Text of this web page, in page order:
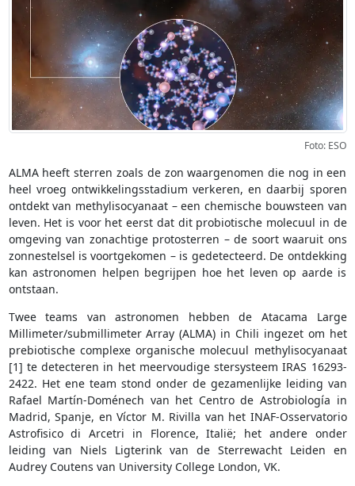
Foto: ESO
ALMA heeft sterren zoals de zon waargenomen die nog in een
heel vroeg ontwikkelingsstadium verkeren, en daarbij sporen
ontdekt van methylisocyanaat – een chemische bouwsteen van
leven. Het is voor het eerst dat dit probiotische molecuul in de
omgeving van zonachtige protosterren – de soort waaruit ons
zonnestelsel is voortgekomen – is gedetecteerd. De ontdekking
kan astronomen helpen begrijpen hoe het leven op aarde is
ontstaan.
Twee teams van astronomen hebben de Atacama Large
Millimeter/submillimeter Array (ALMA) in Chili ingezet om het
prebiotische complexe organische molecuul methylisocyanaat
[1] te detecteren in het meervoudige stersysteem IRAS 16293-
2422. Het ene team stond onder de gezamenlijke leiding van
Rafael Martín-Doménech van het Centro de Astrobiología in
Madrid, Spanje, en Víctor M. Rivilla van het INAF-Osservatorio
Astrofisico di Arcetri in Florence, Italië; het andere onder
leiding van Niels Ligterink van de Sterrewacht Leiden en
Audrey Coutens van University College London, VK.